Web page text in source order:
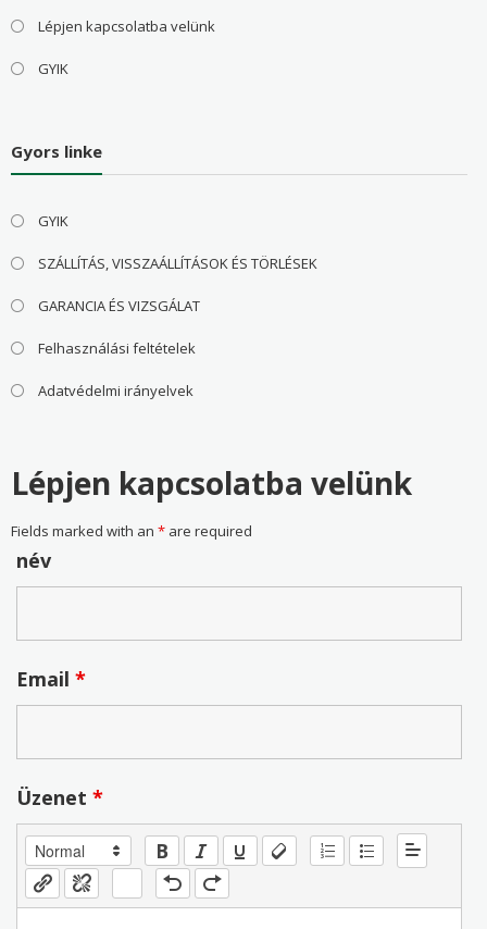
Lépjen kapcsolatba velünk
GYIK
Gyors linke
GYIK
SZÁLLÍTÁS, VISSZAÁLLÍTÁSOK ÉS TÖRLÉSEK
GARANCIA ÉS VIZSGÁLAT
Felhasználási feltételek
Adatvédelmi irányelvek
Lépjen kapcsolatba velünk
Fields marked with an *are required
név
Email *
Üzenet *